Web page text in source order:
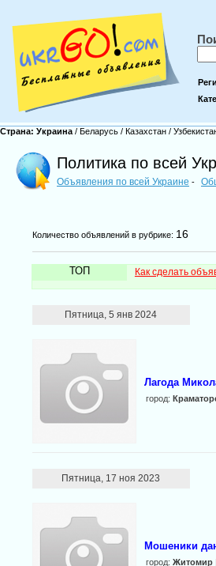
Страна: Украина / Беларусь / Казахстан /
Политика по всей
Объявления по всей Украине -
Количество объявлений в рубрике: 16
ТОП Как сделать
Пятница, 5 янв 2024
Лагода
город:
Пятница, 17 ноя 2023
Мошеники
город: Житомир